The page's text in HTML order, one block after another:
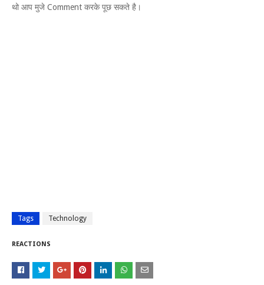
थो आप मुजे Comment करके पूछ सकते है।
Tags Technology
REACTIONS